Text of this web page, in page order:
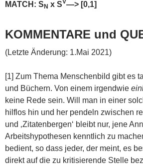
MATCH: S N x SV—> [0,1]
KOMMENTARE und
(Letzte Änderung: 1.Mai 2021)
[1] Zum Thema Menschenbild gibt es
und Büchern. Von einem irgendwie
keine Rede sein. Will man in einer
hilflos hin und her pendeln zwischen
und ‚Zitatenbergen‘ bleibt nur, jene
Arbeitshypothesen kenntlich zu
bedient, so dass jeder, der meint, es
direkt auf die zu kritisierende Stelle